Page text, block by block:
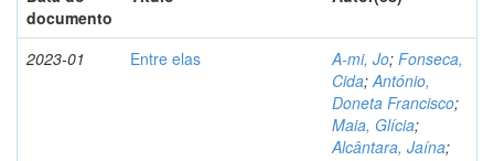
documento
2023-01 Entre elas A-mi, Jo; Fonseca,
Cida;António,
Doneta Francisco;
Maia, Glícia;
Alcântara, Jaína;